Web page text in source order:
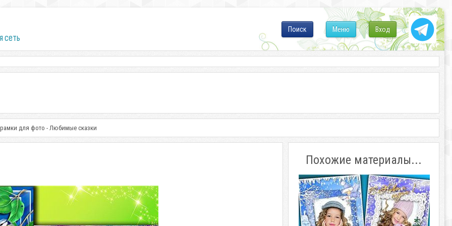
сеть
Вход
Меню
Поиск
для фото - Любимые сказки
Похожие материалы...